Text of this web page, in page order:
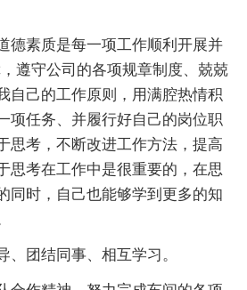
德素质是每一项工作顺利开展并
遵守公司的各项规章制度、兢兢
自己的工作原则，用满腔热情积
项任务、并履行好自己的岗位职
思考，不断改进工作方法，提高
思考在工作中是很重要的，在思
同时，自己也能够学到更多的知
、团结同事、相互学习。